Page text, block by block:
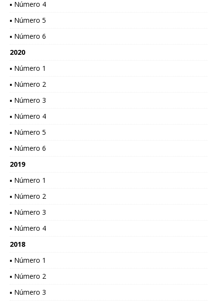
▪ Número 4
▪ Número 5
▪ Número 6
2020
▪ Número 1
▪ Número 2
▪ Número 3
▪ Número 4
▪ Número 5
▪ Número 6
2019
▪ Número 1
▪ Número 2
▪ Número 3
▪ Número 4
2018
▪ Número 1
▪ Número 2
▪ Número 3